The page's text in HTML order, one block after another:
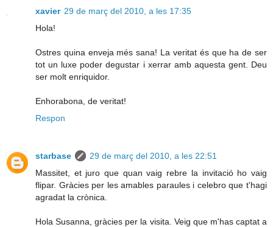
xavier 29 de març del 2010, a les 17:35
Hola!
Ostres quina enveja més sana! La veritat és que ha de ser
tot un luxe poder degustar i xerrar amb aquesta gent. Deu
ser molt enriquidor.
Enhorabona, de veritat!
Respon
starbase
29 de març del 2010, a les 22:51
Massitet, et juro que quan vaig rebre la invitació ho vaig
flipar. Gràcies per les amables paraules i celebro que t'hagi
agradat la crònica.
Hola Susanna, gràcies per la visita. Veig que m'has captat a